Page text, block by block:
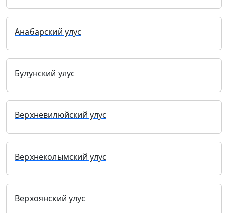
Анабарский улус
Булунский улус
Верхневилюйский улус
Верхнеколымский улус
Верхоянский улус